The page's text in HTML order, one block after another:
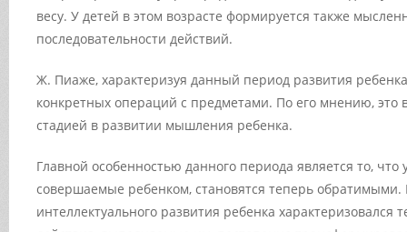
весу. У детей в этом возрасте формируется также
последовательности действий.
Ж. Пиаже, характеризуя данный период развития
конкретных операций с предметами. По его мнению, это
стадией в развитии мышления ребенка.
Главной особенностью данного периода является то,
совершаемые ребенком, становятся теперь обратимыми.
интеллектуального развития ребенка характеризовался